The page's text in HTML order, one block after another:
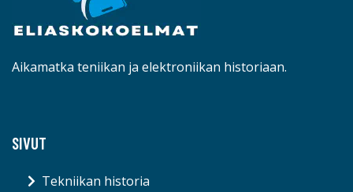
Aikamatka teniikan ja elektroniikan historiaan.
SIVUT
Tekniikan historia